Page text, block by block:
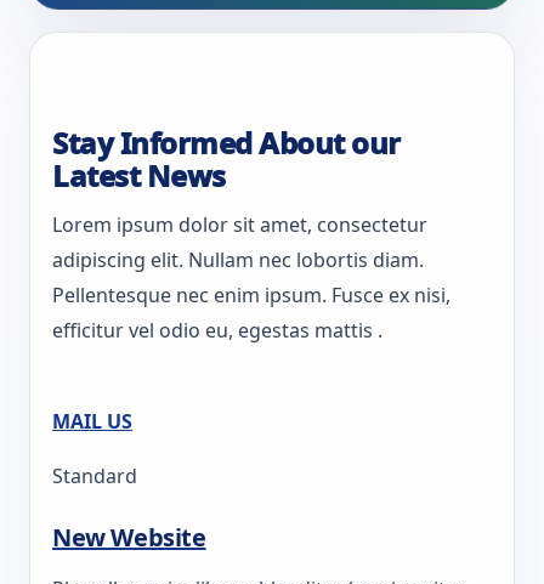
Stay Informed About our
Latest News
Lorem ipsum dolor sit amet, consectetur
adipiscing elit. Nullam nec lobortis diam.
Pellentesque nec enim ipsum. Fusce ex nisi,
efficitur vel odio eu, egestas mattis .
MAIL US
Standard
New Website